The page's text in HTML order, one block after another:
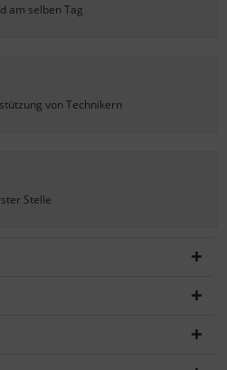
am selben Tag
von Technikern
Stelle